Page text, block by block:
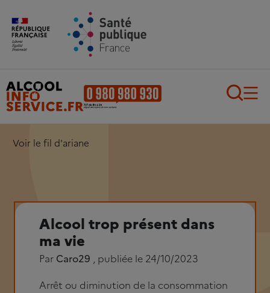
Aller au contenu principal
Voir le fil d'ariane
Alcool trop présent dans
ma vie
Par Caro29 , publiée le 24/10/2023
Arrêt ou diminution de la consommation